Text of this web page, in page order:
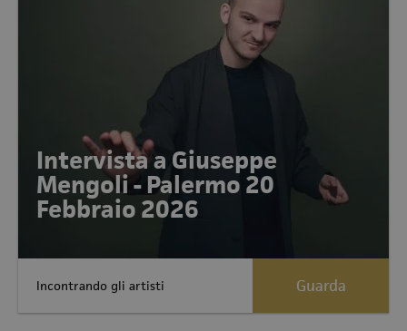
Intervista a Giuseppe
Mengoli - Palermo 20
Febbraio 2026
Incontrando gli artisti Guarda